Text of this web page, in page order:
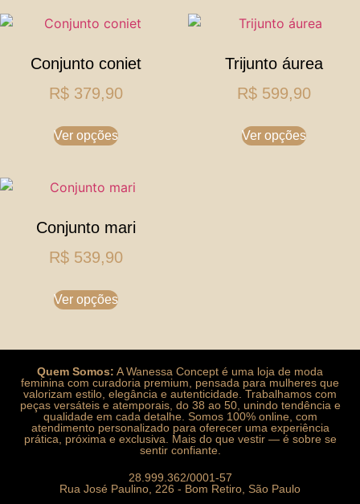
Conjunto coniet
R$ 379,90
Ver opções
Trijunto áurea
R$ 599,90
Ver opções
Conjunto mari
R$ 539,90
Ver opções
Quem Somos: A Wanessa Concept é uma loja de moda
feminina com curadoria premium, pensada para mulheres que
valorizam estilo, elegância e autenticidade. Trabalhamos com
peças versáteis e atemporais, do 38 ao 50, unindo tendência e
qualidade em cada detalhe. Somos 100% online, com
atendimento personalizado para oferecer uma experiência
prática, próxima e exclusiva. Mais do que vestir — é sobre se
sentir confiante.
28.999.362/0001-57
Rua José Paulino, 226 - Bom Retiro, São Paulo